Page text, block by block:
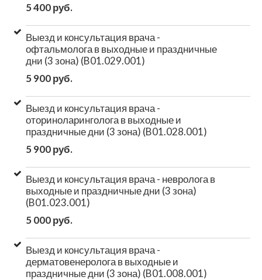
5 400 руб.
Выезд и консультация врача -
офтальмолога в выходные и праздничные
дни (3 зона) (B01.029.001)
5 900 руб.
Выезд и консультация врача -
оториноларинголога в выходные и
праздничные дни (3 зона) (B01.028.001)
5 900 руб.
Выезд и консультация врача - невролога в
выходные и праздничные дни (3 зона)
(B01.023.001)
5 000 руб.
Выезд и консультация врача -
дерматовенеролога в выходные и
праздничные дни (3 зона) (B01.008.001)